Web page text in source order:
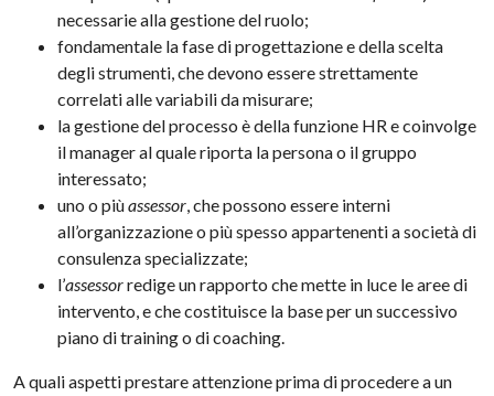
necessarie alla gestione del ruolo;
fondamentale la fase di progettazione e della scelta
degli strumenti, che devono essere strettamente
correlati alle variabili da misurare;
la gestione del processo è della funzione HR e coinvolge
il manager al quale riporta la persona o il gruppo
interessato;
uno o piùassessor, che possono essere interni
all’organizzazione o più spesso appartenenti a società di
consulenza specializzate;
l’assessorredige un rapporto che mette in luce le aree di
intervento, e che costituisce la base per un successivo
piano di training o di coaching.
A quali aspetti prestare attenzione prima di procedere a un